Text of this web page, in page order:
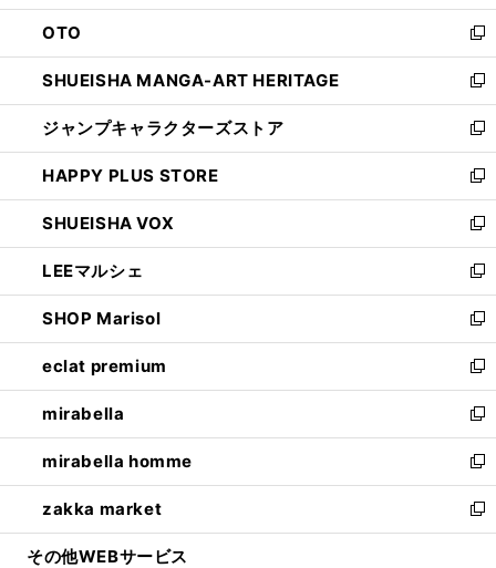
ウ
で
開
く
ン
ド
ウ
で
開
く
OTO
新
し
い
ウ
ィ
ン
ド
ウ
で
開
く
SHUEISHA MANGA-ART HERITAGE
新
し
い
ウ
ィ
ン
ド
ウ
で
開
く
ジャンプキャラクターズストア
新
し
い
ウ
ィ
ン
ド
ウ
で
開
く
HAPPY PLUS STORE
新
し
い
ウ
ィ
ン
ド
ウ
で
開
く
SHUEISHA VOX
新
し
い
ウ
ィ
ン
ド
ウ
で
開
く
LEEマルシェ
新
し
い
ウ
ィ
ン
ド
ウ
で
開
く
SHOP Marisol
新
し
い
ウ
ィ
ン
ド
ウ
で
開
eclat premium
新
し
い
ウ
ィ
ン
ド
ウ
mirabella
新
し
い
ウ
ィ
ン
mirabella homme
新
し
い
ウ
zakka market
新
し
その他WEBサービス